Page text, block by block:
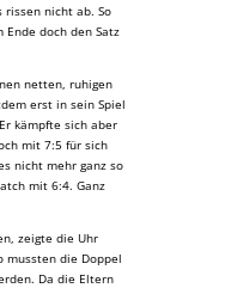
rissen nicht ab. So
doch den Satz
netten, ruhigen
erst in sein Spiel
kämpfte sich aber
mit 7:5 für sich
nicht mehr ganz so
mit 6:4. Ganz
zeigte die Uhr
mussten die Doppel
Da die Eltern